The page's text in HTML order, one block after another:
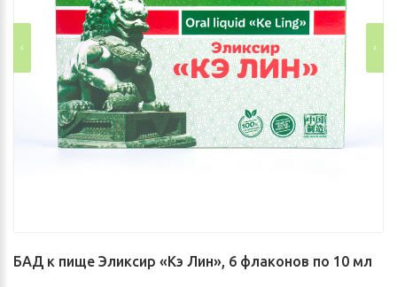
БАД к пище Эликсир «Кэ Лин», 6 флаконов по 10 мл